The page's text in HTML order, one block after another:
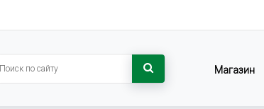
Магазин